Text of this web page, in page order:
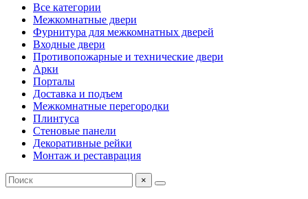
Все категории
Межкомнатные двери
Фурнитура для межкомнатных дверей
Входные двери
Противопожарные и технические двери
Арки
Порталы
Доставка и подъем
Межкомнатные перегородки
Плинтуса
Стеновые панели
Декоративные рейки
Монтаж и реставрация
×